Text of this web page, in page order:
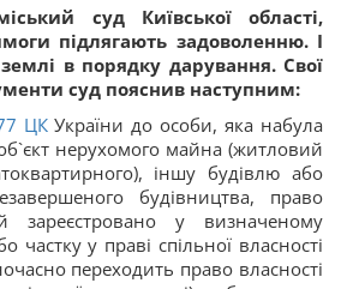
суд Київської області,
підлягають задоволенню. І
в порядку дарування. Свої
суд пояснив наступним:
ЦКУкраїни до особи, яка набула
нерухомого майна (житловий
іншу будівлю або
будівництва, право
зареєстровано у визначеному
частку у праві спільної власності
переходить право власності